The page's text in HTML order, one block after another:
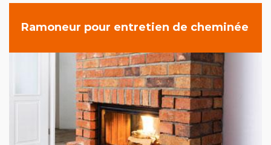
Ramoneur pour entretien de cheminée